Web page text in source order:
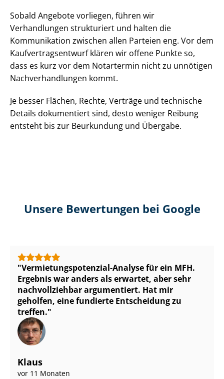
Sobald Angebote vorliegen, führen wir
Verhandlungen strukturiert und halten die
Kommunikation zwischen allen Parteien eng. Vor dem
Kauf­ver­trags­ent­wurf klären wir offene Punkte so,
dass es kurz vor dem Notartermin nicht zu unnötigen
Nach­ver­hand­lun­gen kommt.
Je besser Flächen, Rechte, Verträge und technische
Details dokumentiert sind, desto weniger Reibung
entsteht bis zur Beurkundung und Übergabe.
Unsere Bewertungen bei Google
Ver­mie­tungs­po­ten­zi­al-Analyse für ein MFH.
Ergebnis war anders als erwartet, aber sehr
nachvollziehbar argumentiert. Hat mir
geholfen, eine fundierte Entscheidung zu
treffen.
Klaus
vor 11 Monaten